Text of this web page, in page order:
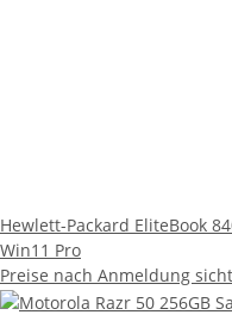
Hewlett-Packard EliteBook
Win11 Pro
Preise nach Anmeldung